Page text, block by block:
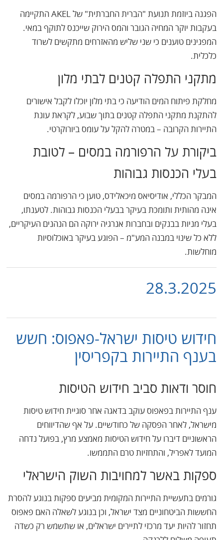
הפגנה ביוזמת תנועת "הברית החברתית" של AKEL התקיימה
בעקבות יוקר המחיה הגובר והמס הירוק שייכנס לתוקף במאי.
המפגינים טוענים כי שני שליש מהאזרחים מתקשים לשרוד
כלכלית.
מתקני התפלה קטנים לבתי מלון
מחלקת פיתוח המים הודיעה כי בתי מלון יוכלו לקבל אישורים
להתקנת מתקני התפלה קטנים בתוך שבוע, לקראת עונת
התיירות הקרובה – במטרה להקל על עומס ביורוקרטי.
ביקורת על הרפורמה במסים – לטובת
בעלי הכנסות גבוהות
המבקר הכללי, אודיסיאס מיכאלידס, טוען כי הרפורמה במסים
אינה מהותית ותומכת בעיקר בבעלי הכנסות גבוהות. לטענתו,
בעלי מניות בבנקים ובחברות אנרגיה ירוקה הם הנהנים העיקריים,
ללא כל שינוי במבנה המע"מ – הפוגע בעיקר באוכלוסיות
מוחלשות.
28.3.2025
חידוש טיסות ישראל-פאפוס: חשש
בענף התיירות בקפריסין
חוסר ודאות סביב חידוש הטיסות
ענף התיירות בפאפוס עוקב בדאגה אחר סוגיית חידוש טיסות
מישראל, לאחר הפסקה של כחודשיים. על אף שהדיווחים
הראשוניים דיברו על חידוש הטיסות מאמצע מרץ, בפועל נדחה
המועד לאפריל, והתחזיות טרם התממשו.
ספקות באשר למחויבות השוק הישראלי
גורמים בתעשיית התיירות המקומית מביעים ספקות בנוגע להסרת
החששות הביטחוניים מצד ישראל, וכן בנוגע לשאלה האם פאפוס
תחזור להיות יעד מרכזי לתיירים ישראלים, או שתשמש רק כשדה